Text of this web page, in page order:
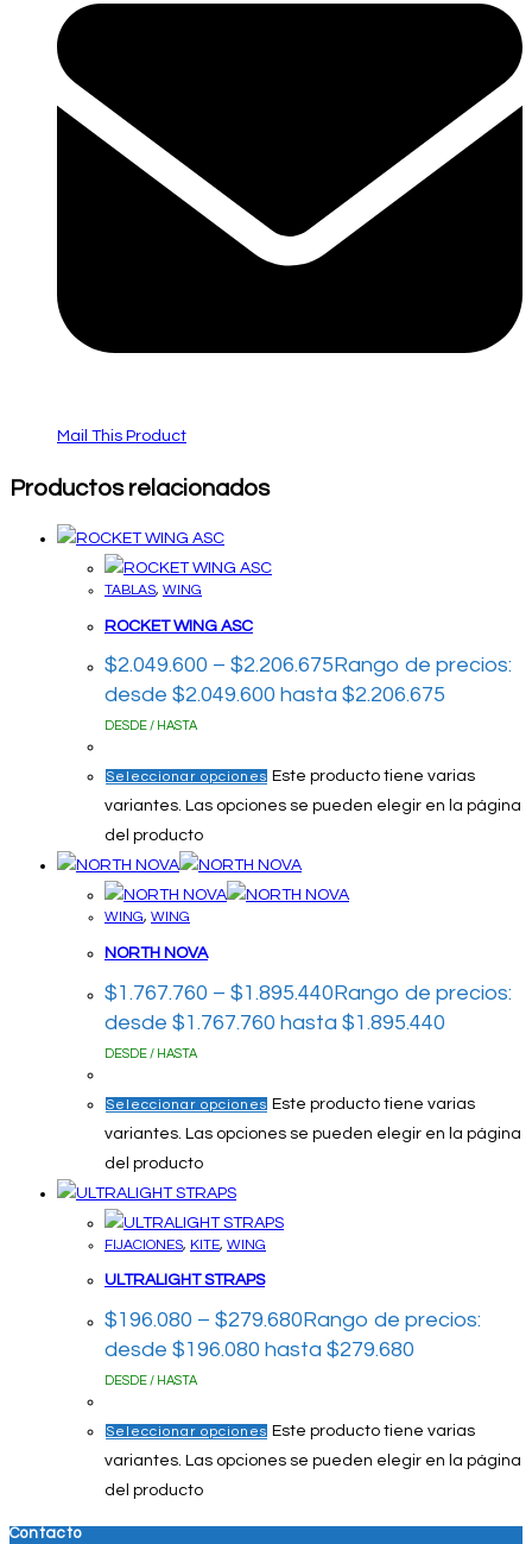
Mail This Product
Productos relacionados
TABLAS, WING
ROCKET WING ASC
$2.049.600 – $2.206.675 Rango de precios:
desde $2.049.600 hasta $2.206.675
DESDE / HASTA
Seleccionar opciones Este producto tiene varias
variantes. Las opciones se pueden elegir en la página
del producto
WING, WING
NORTH NOVA
$1.767.760 – $1.895.440Rango de precios:
desde $1.767.760 hasta $1.895.440
DESDE / HASTA
Seleccionar opciones Este producto tiene varias
variantes. Las opciones se pueden elegir en la página
del producto
FIJACIONES, KITE, WING
ULTRALIGHT STRAPS
$196.080 – $279.680Rango de precios:
desde $196.080 hasta $279.680
DESDE / HASTA
Seleccionar opciones Este producto tiene varias
variantes. Las opciones se pueden elegir en la página
del producto
Contacto